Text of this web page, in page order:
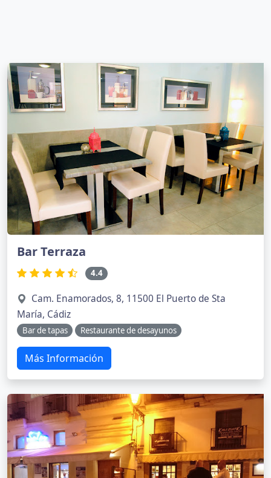
Bar Terraza
4.4
Cam. Enamorados, 8, 11500 El Puerto de Sta
María, Cádiz
Bar de tapas Restaurante de desayunos
Más Información